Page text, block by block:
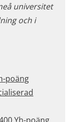
universitet
och i
poäng